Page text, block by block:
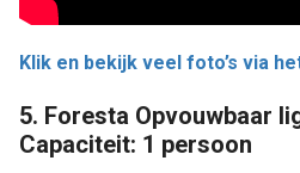
Klik en bekijk veel foto’s via
5. Foresta Opvouwbaar
Capaciteit: 1 persoon